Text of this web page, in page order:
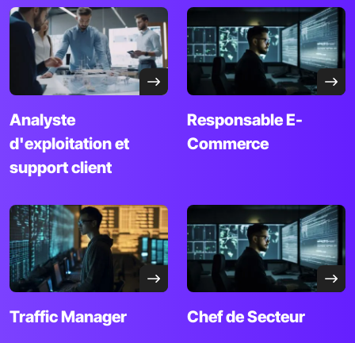
Analyste
d'exploitationet
support client
Responsable E-
Commerce
Traffic Manager Chef deSecteur